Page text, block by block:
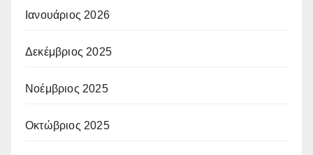
Ιανουάριος 2026
Δεκέμβριος 2025
Νοέμβριος 2025
Οκτώβριος 2025